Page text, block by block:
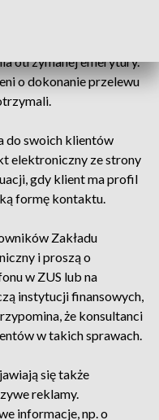
otrzymanej emerytury.
o dokonanie przelewu
do swoich klientów
elektroniczny ze strony
gdy klient ma profil
formę kontaktu.
Zakładu
i proszą o
w ZUS lub na
instytucji finansowych,
że konsultanci
w takich sprawach.
się także
reklamy.
informacje, np. o